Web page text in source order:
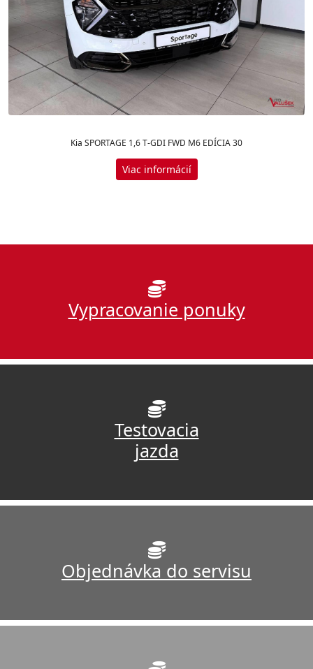
Kia SPORTAGE 1,6 T-GDI FWD M6 EDÍCIA 30
Viac informácií
Vypracovanie ponuky
Testovacia
jazda
Objednávka do servisu